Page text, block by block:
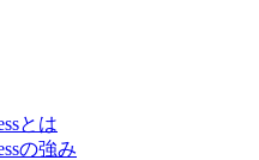
とは
の強み